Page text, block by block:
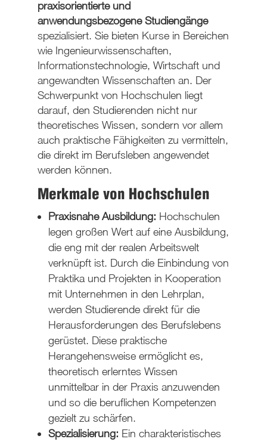
praxisorientierte und
anwendungsbezogene Studiengänge
spezialisiert. Sie bieten Kurse in Bereichen
wie Ingenieurwissenschaften,
Informationstechnologie, Wirtschaft und
angewandten Wissenschaften an. Der
Schwerpunkt von Hochschulen liegt
darauf, den Studierenden nicht nur
theoretisches Wissen, sondern vor allem
auch praktische Fähigkeiten zu vermitteln,
die direkt im Berufsleben angewendet
werden können.
Merkmale von Hochschulen
Praxisnahe Ausbildung: Hochschulen
legen großen Wert auf eine Ausbildung,
die eng mit der realen Arbeitswelt
verknüpft ist. Durch die Einbindung von
Praktika und Projekten in Kooperation
mit Unternehmen in den Lehrplan,
werden Studierende direkt für die
Herausforderungen des Berufslebens
gerüstet. Diese praktische
Herangehensweise ermöglicht es,
theoretisch erlerntes Wissen
unmittelbar in der Praxis anzuwenden
und so die beruflichen Kompetenzen
gezielt zu schärfen.
Spezialisierung: Ein charakteristisches